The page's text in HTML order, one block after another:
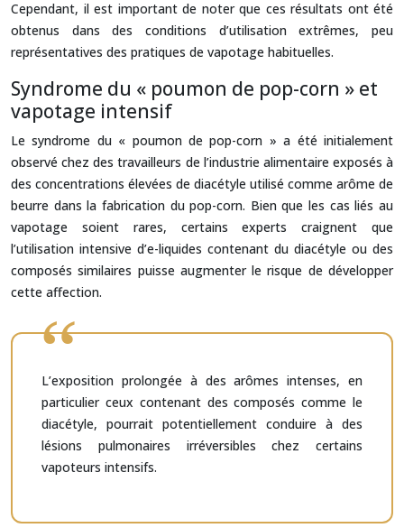
Cependant, il est important de noter que ces résultats ont été
obtenus dans des conditions d’utilisation extrêmes, peu
représentatives des pratiques de vapotage habituelles.
Syndrome du « poumon de pop-corn » et
vapotage intensif
Le syndrome du « poumon de pop-corn » a été initialement
observé chez des travailleurs de l’industrie alimentaire exposés à
des concentrations élevées de diacétyle utilisé comme arôme de
beurre dans la fabrication du pop-corn. Bien que les cas liés au
vapotage soient rares, certains experts craignent que
l’utilisation intensive d’e-liquides contenant du diacétyle ou des
composés similaires puisse augmenter le risque de développer
cette affection.
L’exposition prolongée à des arômes intenses, en
particulier ceux contenant des composés comme le
diacétyle, pourrait potentiellement conduire à des
lésions pulmonaires irréversibles chez certains
vapoteurs intensifs.